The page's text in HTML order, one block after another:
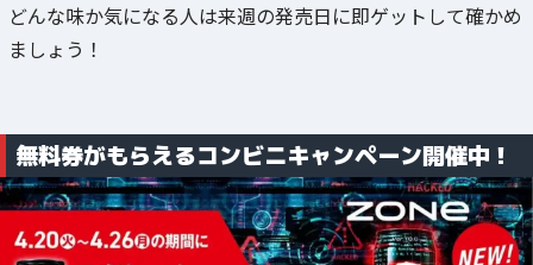
どんな味か気になる人は来週の発売日に即ゲットして確かめ
ましょう！
無料券がもらえるコンビニキャンペーン開催中！